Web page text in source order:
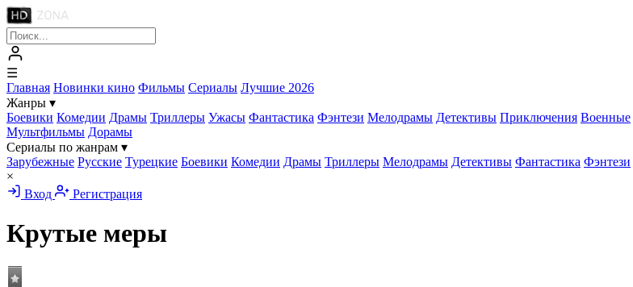
☰
Главная Новинки кино Фильмы Сериалы Лучшие 2026
Жанры ▾
Боевики Комедии Драмы Триллеры Ужасы Фантастика Фэнтези Мелодрамы Детективы Приключения Военные
Мультфильмы Дорамы
Сериалы по жанрам ▾
Зарубежные Русские Турецкие Боевики Комедии Драмы Триллеры Мелодрамы Детективы Фантастика Фэнтези
×
Вход
Регистрация
Крутые меры